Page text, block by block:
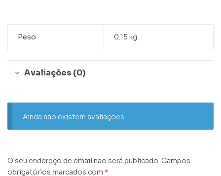
Peso 0.15 kg
Avaliações (0)
Ainda não existem avaliações.
O seu endereço de email não será publicado. Campos
obrigatórios marcados com *